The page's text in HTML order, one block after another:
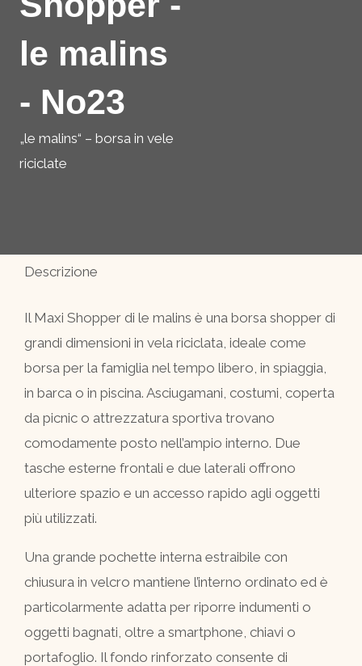
le malins
- No23
„le malins“ – borsa in vele
riciclate
Descrizione
Il Maxi Shopper di le malins è una borsa shopper di
grandi dimensioni in vela riciclata, ideale come
borsa per la famiglia nel tempo libero, in spiaggia,
in barca o in piscina. Asciugamani, costumi, coperta
da picnic o attrezzatura sportiva trovano
comodamente posto nell’ampio interno. Due
tasche esterne frontali e due laterali offrono
ulteriore spazio e un accesso rapido agli oggetti
più utilizzati.
Una grande pochette interna estraibile con
chiusura in velcro mantiene l’interno ordinato ed è
particolarmente adatta per riporre indumenti o
oggetti bagnati, oltre a smartphone, chiavi o
portafoglio. Il fondo rinforzato consente di